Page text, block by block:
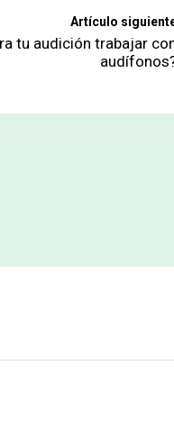
Artículo
tu audición trabajar